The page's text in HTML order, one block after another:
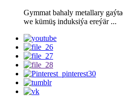
Gymmat bahaly metallary
we kümüş induksiýa ereýär ...